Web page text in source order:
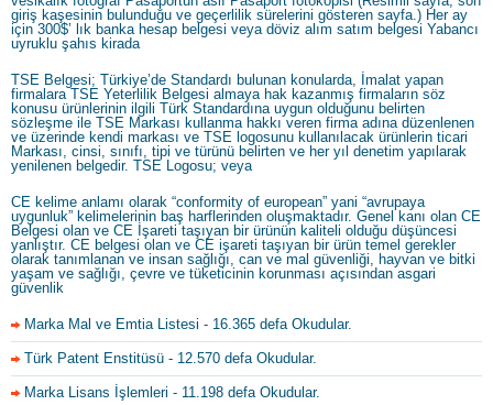
giriş kaşesinin bulunduğu ve geçerlilik sürelerini gösteren sayfa.) Her ay
için 300$’ lık banka hesap belgesi veya döviz alım satım belgesi Yabancı
uyruklu şahıs kirada
TSE Belgesi; Türkiye’de Standardı bulunan konularda, İmalat yapan
firmalara TSE Yeterlilik Belgesi almaya hak kazanmış firmaların söz
konusu ürünlerinin ilgili Türk Standardına uygun olduğunu belirten
sözleşme ile TSE Markası kullanma hakkı veren firma adına düzenlenen
ve üzerinde kendi markası ve TSE logosunu kullanılacak ürünlerin ticari
Markası, cinsi, sınıfı, tipi ve türünü belirten ve her yıl denetim yapılarak
yenilenen belgedir. TSE Logosu; veya
CE kelime anlamı olarak “conformity of european” yani “avrupaya
uygunluk” kelimelerinin baş harflerinden oluşmaktadır. Genel kanı olan CE
Belgesi olan ve CE İşareti taşıyan bir ürünün kaliteli olduğu düşüncesi
yanlıştır. CE belgesi olan ve CE işareti taşıyan bir ürün temel gerekler
olarak tanımlanan ve insan sağlığı, can ve mal güvenliği, hayvan ve bitki
yaşam ve sağlığı, çevre ve tüketicinin korunması açısından asgari
güvenlik
Marka Mal ve Emtia Listesi - 16.365 defa Okudular.
Türk Patent Enstitüsü - 12.570 defa Okudular.
Marka Lisans İşlemleri - 11.198 defa Okudular.